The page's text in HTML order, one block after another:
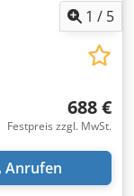
1 / 5
688 €
Festpreis zzgl. MwSt.
Anrufen